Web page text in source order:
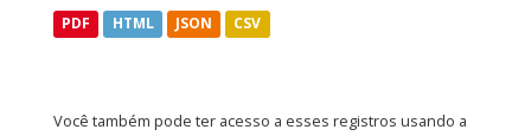
PDF HTML JSON CSV
Você também pode ter acesso a esses registros usando a